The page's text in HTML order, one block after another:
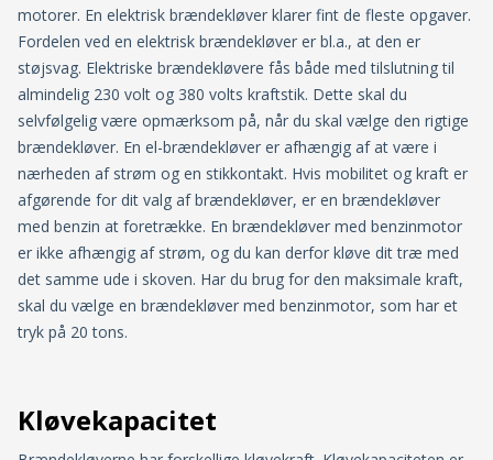
motorer. En elektrisk brændekløver klarer fint de fleste opgaver.
Fordelen ved en elektrisk brændekløver er bl.a., at den er
støjsvag. Elektriske brændekløvere fås både med tilslutning til
almindelig 230 volt og 380 volts kraftstik. Dette skal du
selvfølgelig være opmærksom på, når du skal vælge den rigtige
brændekløver. En el-brændekløver er afhængig af at være i
nærheden af strøm og en stikkontakt. Hvis mobilitet og kraft er
afgørende for dit valg af brændekløver, er en brændekløver
med benzin at foretrække. En brændekløver med benzinmotor
er ikke afhængig af strøm, og du kan derfor kløve dit træ med
det samme ude i skoven. Har du brug for den maksimale kraft,
skal du vælge en brændekløver med benzinmotor, som har et
tryk på 20 tons.
Kløvekapacitet